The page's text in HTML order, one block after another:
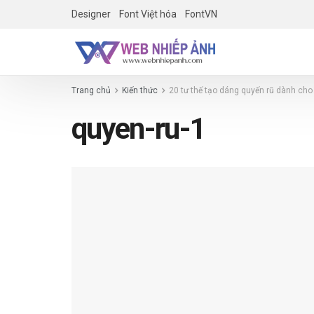
Designer Font Việt hóa FontVN
Trang chủ Kiến thức 20 tư thế tạo dáng quyến rũ dành
quyen-ru-1